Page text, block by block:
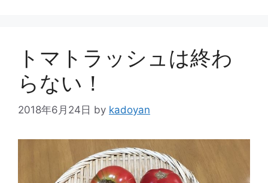
トマトラッシュは終わ
らない！
2018年6月24日 by kadoyan